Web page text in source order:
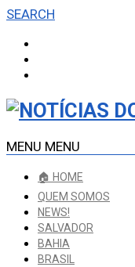
SEARCH
MENU MENU
🏠 HOME
QUEM SOMOS
NEWS!
SALVADOR
BAHIA
BRASIL